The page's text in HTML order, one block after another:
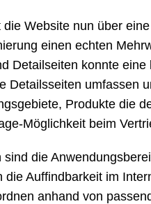
Website nun über
einen echten
Detailseiten konnte
Detailsseiten umfassen
Produkte die
Möglichkeit beim
sind die
die Auffindbarkeit im
anhand von